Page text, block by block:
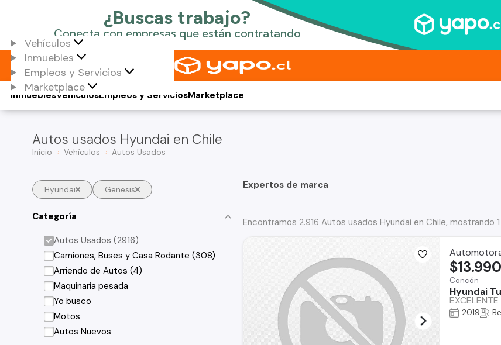
Vehículos
Inmuebles
Empleos y Servicios
Marketplace
Vehículos
Inmuebles Empleos y ServiciosMarketplace
Autos usados Hyundai en Chile
Inicio Vehículos Autos Usados
Hyundai Genesis
Categoría
Autos Usados (2916)
Camiones, Buses y Casa Rodante (308)
Arriendo de Autos (4)
Maquinaria pesada
Yo busco
Motos
Autos Nuevos
Expertos de marca
Encontramos 2.916 Autos usados Hyundai en Chile, mostrando
Concón
Hyundai
2019